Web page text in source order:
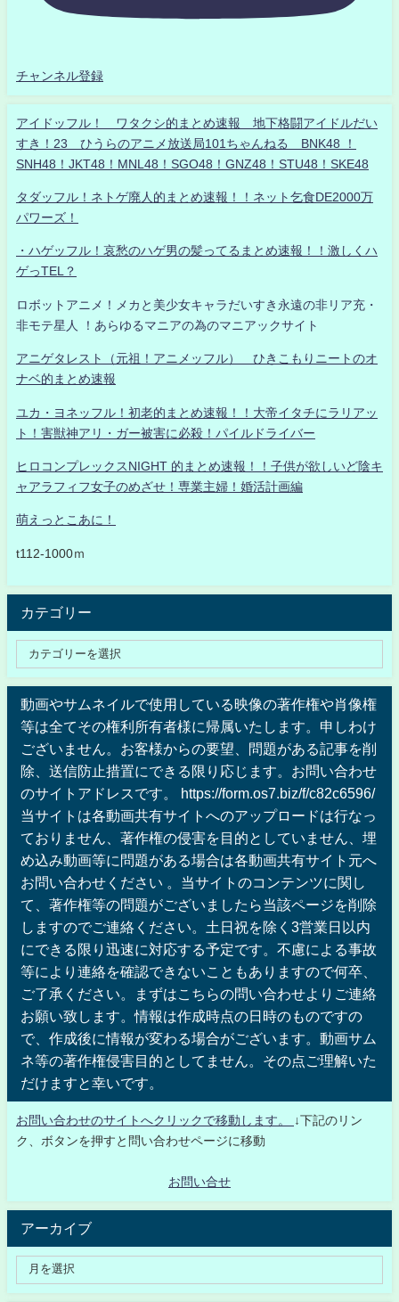
チャンネル登録
アイドッフル！ ワタクシ的まとめ速報 地下格闘アイドルだい
すき！23 ひうらのアニメ放送局101ちゃんねる BNK48 ！
SNH48！JKT48！MNL48！SGO48！GNZ48！STU48！SKE48
タダッフル！ネトゲ廃人的まとめ速報！！ネット乞食DE2000万
パワーズ！
・ハゲッフル！哀愁のハゲ男の髪ってるまとめ速報！！激しくハ
ゲっTEL？
ロボットアニメ！メカと美少女キャラだいすき永遠の非リア充・
非モテ星人 ！あらゆるマニアの為のマニアックサイト
アニゲタレスト（元祖！アニメッフル） ひきこもりニートのオ
ナベ的まとめ速報
ユカ・ヨネッフル！初老的まとめ速報！！大帝イタチにラリアッ
ト！害獣神アリ・ガー被害に必殺！パイルドライバー
ヒロコンプレックスNIGHT 的まとめ速報！！子供が欲しいど陰キ
ャアラフィフ女子のめざせ！専業主婦！婚活計画編
萌えっとこあに！
t112-1000ｍ
カテゴリー
動画やサムネイルで使用している映像の著作権や肖像権
等は全てその権利所有者様に帰属いたします。申しわけ
ございません。お客様からの要望、問題がある記事を削
除、送信防止措置にできる限り応じます。お問い合わせ
のサイトアドレスです。 https://form.os7.biz/f/c82c6596/
当サイトは各動画共有サイトへのアップロードは行なっ
ておりません、著作権の侵害を目的としていません、埋
め込み動画等に問題がある場合は各動画共有サイト元へ
お問い合わせください 。当サイトのコンテンツに関し
て、著作権等の問題がございましたら当該ページを削除
しますのでご連絡ください。土日祝を除く3営業日以内
にできる限り迅速に対応する予定です。不慮による事故
等により連絡を確認できないこともありますので何卒、
ご了承ください。まずはこちらの問い合わせよりご連絡
お願い致します。情報は作成時点の日時のものですの
で、作成後に情報が変わる場合がございます。動画サム
ネ等の著作権侵害目的としてません。その点ご理解いた
だけますと幸いです。
お問い合わせのサイトへクリックで移動します。
↓下記のリン
ク、ボタンを押すと問い合わせページに移動
お問い合せ
アーカイブ